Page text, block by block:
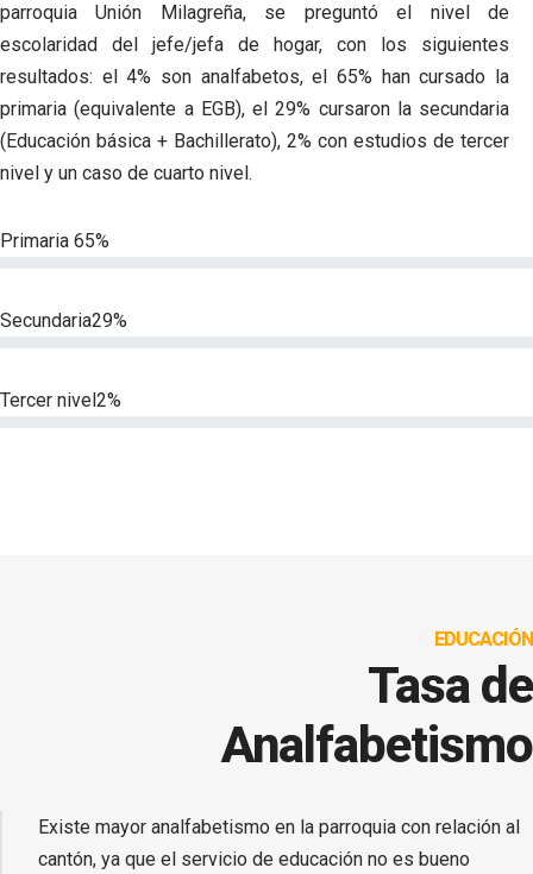
parroquia Unión Milagreña, se preguntó el nivel de
escolaridad del jefe/jefa de hogar, con los siguientes
resultados: el 4% son analfabetos, el 65% han cursado la
primaria (equivalente a EGB), el 29% cursaron la secundaria
(Educación básica + Bachillerato), 2% con estudios de tercer
nivel y un caso de cuarto nivel.
Primaria 65%
Secundaria29%
Tercer nivel2%
EDUCACIÓN
Tasa de
Analfabetismo
Existe mayor analfabetismo en la parroquia con relación al
cantón, ya que el servicio de educación no es bueno